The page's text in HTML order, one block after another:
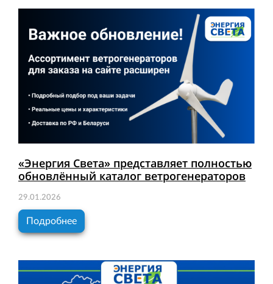
«Энергия Света» представляет полностью
обновлённый каталог ветрогенераторов
29.01.2026
Подробнее